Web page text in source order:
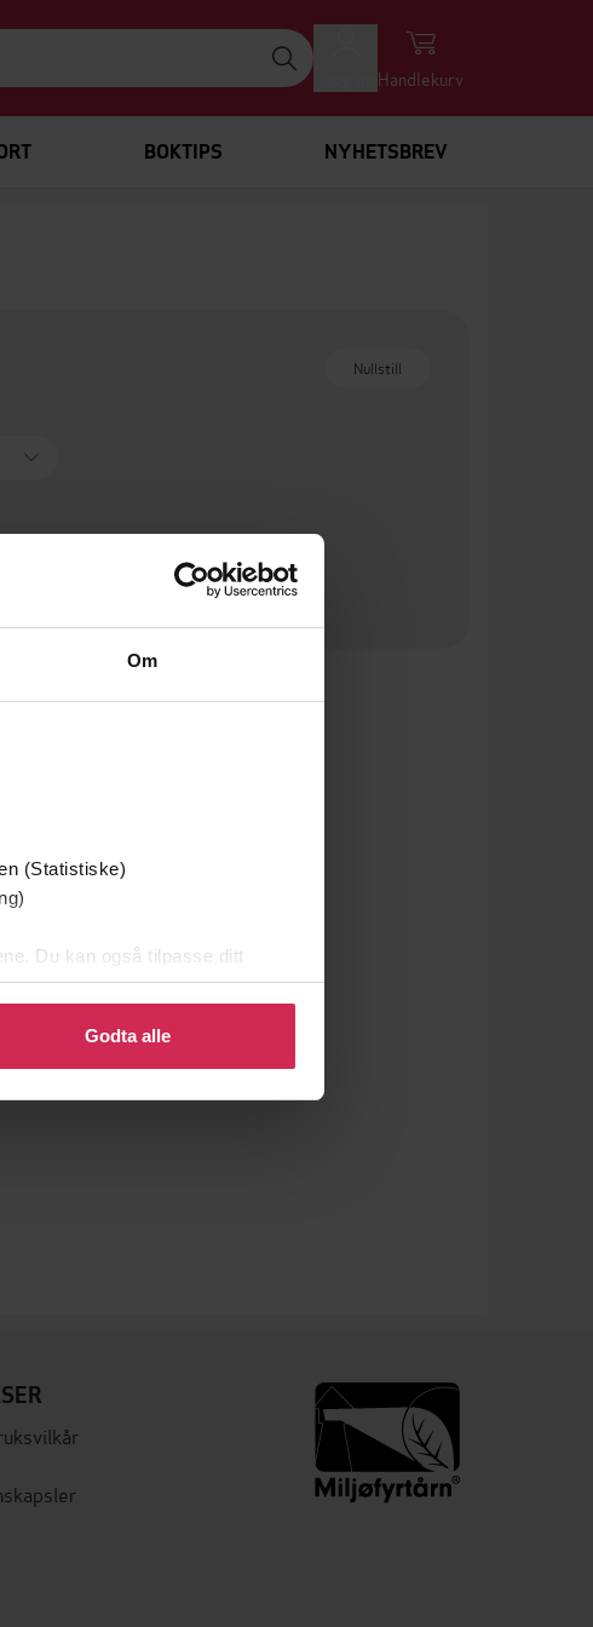
Om
(Statistiske)
Du kan også tilpasse ditt
eller endre ditt samtykke.
Godta alle
Handlekurv
BOKTIPS NYHETSBREV
Nullstill